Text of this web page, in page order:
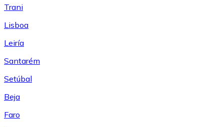
Trani
Lisboa
Leiría
Santarém
Setúbal
Beja
Faro